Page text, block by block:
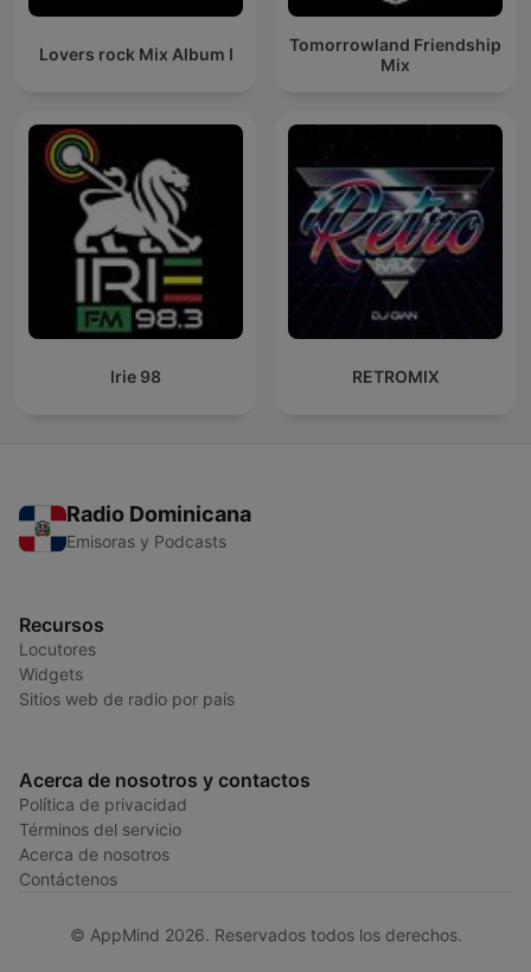
Lovers rock Mix Album I
Tomorrowland Friendship
Mix
Irie 98 RETROMIX
Radio Dominicana
Emisoras y Podcasts
Recursos
Locutores
Widgets
Sitios web de radio por país
Acerca de nosotros y contactos
Política de privacidad
Términos del servicio
Acerca de nosotros
Contáctenos
© AppMind 2026. Reservados todos los derechos.